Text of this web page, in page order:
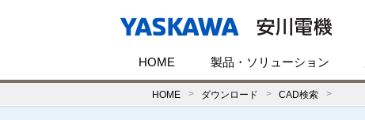
HOME 製品・ソリューション
HOME ダウンロード CAD検索